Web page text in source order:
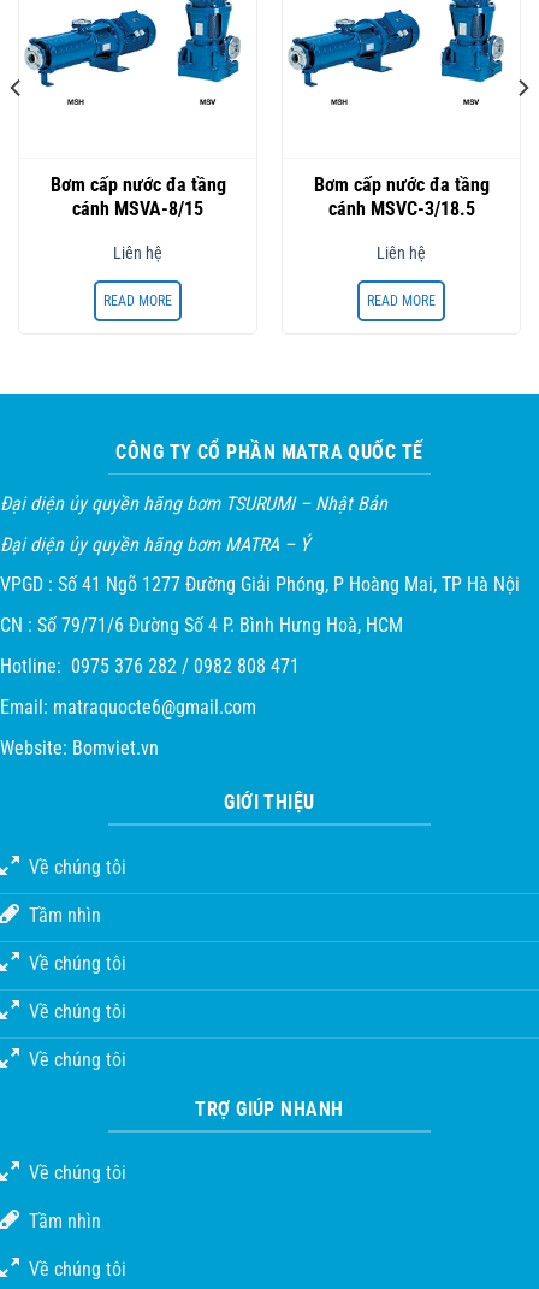
Bơm cấp nước đa tầng
cánh MSVA-8/15
Liên hệ
READ MORE
Bơm cấp nước đa tầng
cánh MSVC-3/18.5
Liên hệ
READ MORE
CÔNG TY CỔ PHẦN MATRA QUỐC TẾ
Đại diện ủy quyền hãng bơm TSURUMI – Nhật Bản
Đại diện ủy quyền hãng bơm MATRA – Ý
VPGD : Số 41 Ngõ 1277 Đường Giải Phóng, P Hoàng Mai, TP Hà Nội
CN : Số 79/71/6 Đường Số 4 P. Bình Hưng Hoà, HCM
Hotline: 0975 376 282 / 0982 808 471
Email: matraquocte6@gmail.com
Website: Bomviet.vn
GIỚI THIỆU
Về chúng tôi
Tầm nhìn
Về chúng tôi
Về chúng tôi
Về chúng tôi
TRỢ GIÚP NHANH
Về chúng tôi
Tầm nhìn
Về chúng tôi